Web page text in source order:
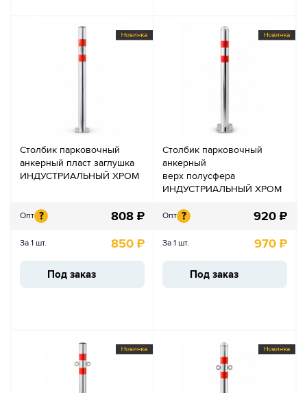
Столбик парковочный
анкерный пласт заглушка
ИНДУСТРИАЛЬНЫЙ ХРОМ
Опт ? 808 ₽
За 1 шт. 850 ₽
Под заказ
Столбик парковочный
анкерный
верх полусфера
ИНДУСТРИАЛЬНЫЙ ХРОМ
Опт ? 920 ₽
За 1 шт. 970 ₽
Под заказ